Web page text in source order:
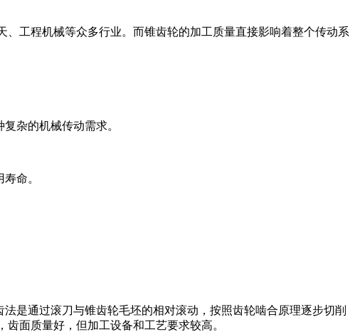
工程机械等众多行业。而锥齿轮的加工质量直接影响着整个传动系
杂的机械传动需求。
命。
是通过滚刀与锥齿轮毛坯的相对滚动，按照齿轮啮合原理逐步切削
面质量好，但加工设备和工艺要求较高。